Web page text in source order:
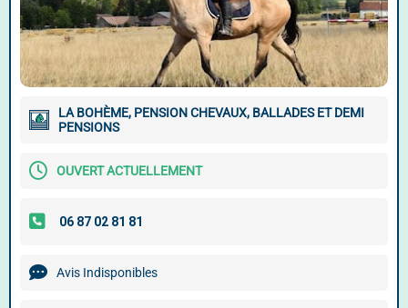
LA BOHÈME, PENSION CHEVAUX, BALLADES ET DEMI
PENSIONS
OUVERT ACTUELLEMENT
Avis Indisponibles